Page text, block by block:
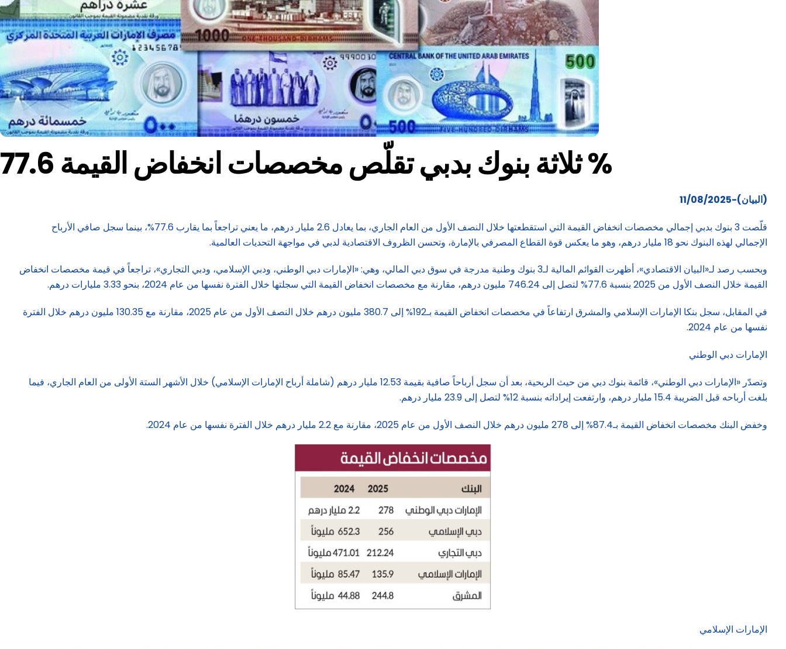
ثلاثة بنوك بدبي تقلّص مخصصات انخفاض القيمة 77.6 %
(البيان)-11/08/2025
قلّصت 3 بنوك بدبي إجمالي مخصصات انخفاض القيمة التي استقطعتها خلال النصف الأول من العام الجاري، بما يعادل 2.6 مليار درهم، ما يعني تراجعاً بما يقارب 77.6%، بينما سجل صافي الأرباح
الإجمالي لهذه البنوك نحو 18 مليار درهم، وهو ما يعكس قوة القطاع المصرفي بالإمارة، وتحسن الظروف الاقتصادية لدبي في مواجهة التحديات العالمية.
وبحسب رصد لـ«البيان الاقتصادي»، أظهرت القوائم المالية لـ3 بنوك وطنية مدرجة في سوق دبي المالي، وهي: «الإمارات دبي الوطني، ودبي الإسلامي، ودبي التجاري»، تراجعاً في قيمة مخصصات انخفاض
القيمة خلال النصف الأول من 2025 بنسبة 77.6% لتصل إلى 746.24 مليون درهم، مقارنة مع مخصصات انخفاض القيمة التي سجلتها خلال الفترة نفسها من عام 2024، بنحو 3.33 مليارات درهم.
في المقابل، سجل بنكا الإمارات الإسلامي والمشرق ارتفاعاً في مخصصات انخفاض القيمة بـ192% إلى 380.7 مليون درهم خلال النصف الأول من عام 2025، مقارنة مع 130.35 مليون درهم خلال الفترة
نفسها من عام 2024.
الإمارات دبي الوطني
وتصدّر «الإمارات دبي الوطني»، قائمة بنوك دبي من حيث الربحية، بعد أن سجل أرباحاً صافية بقيمة 12.53 مليار درهم (شاملة أرباح الإمارات الإسلامي) خلال الأشهر الستة الأولى من العام الجاري، فيما
بلغت أرباحه قبل الضريبة 15.4 مليار درهم، وارتفعت إيراداته بنسبة 12% لتصل إلى 23.9 مليار درهم.
وخفض البنك مخصصات انخفاض القيمة بـ87.4% إلى 278 مليون درهم خلال النصف الأول من عام 2025، مقارنة مع 2.2 مليار درهم خلال الفترة نفسها من عام 2024.
الإمارات الإسلامي